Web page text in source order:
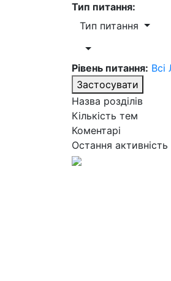
Тип питання:
Тип питання
Рівень питання: Всі
Застосувати
Назва розділів
Кількість тем
Коментарі
Остання активність